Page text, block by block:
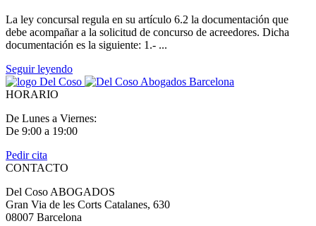
La ley concursal regula en su artículo 6.2 la documentación que
debe acompañar a la solicitud de concurso de acreedores. Dicha
documentación es la siguiente: 1.- ...
Seguir leyendo
HORARIO
De Lunes a Viernes:
De 9:00 a 19:00
Pedir cita
CONTACTO
Del Coso ABOGADOS
Gran Via de les Corts Catalanes, 630
08007 Barcelona